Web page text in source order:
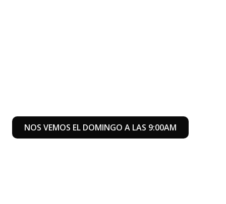
NOS VEMOS EL DOMINGO A LAS 9:00AM